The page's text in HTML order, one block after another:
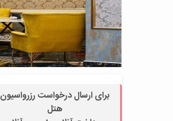
برای ارسال درخواست رزرواسیون
هتل